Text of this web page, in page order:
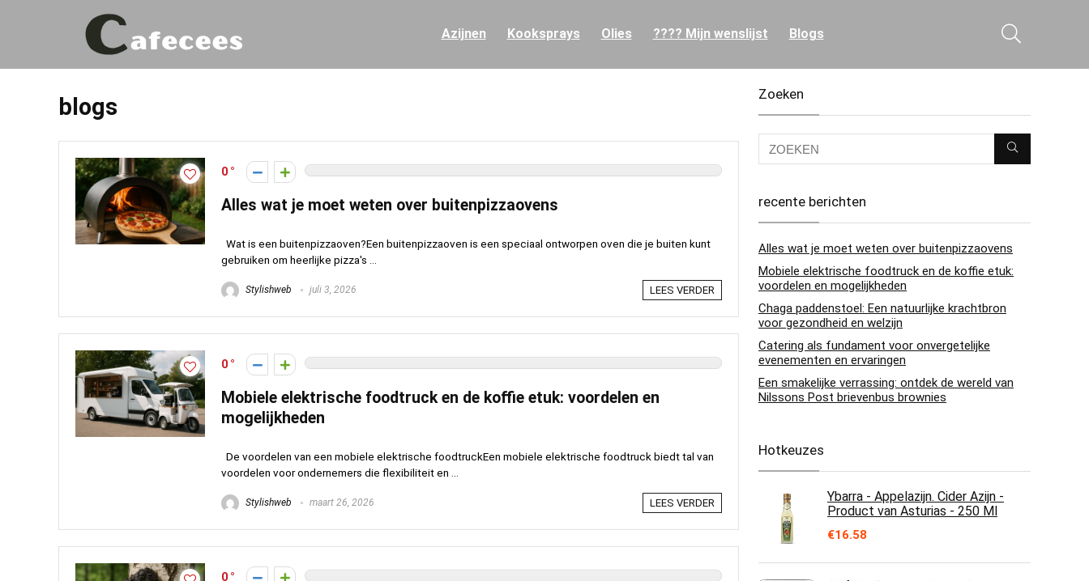
Azijnen Kooksprays Olies ???? Mijn wenslijst Blogs
blogs
0
Alles wat je moet weten over buitenpizzaovens
Wat is een buitenpizzaoven?Een buitenpizzaoven is een speciaal ontworpen oven die je buiten kunt
gebruiken om heerlijke pizza's ...
Stylishweb juli 3, 2026 LEES VERDER
0
Mobiele elektrische foodtruck en de koffie etuk: voordelen en
mogelijkheden
De voordelen van een mobiele elektrische foodtruckEen mobiele elektrische foodtruck biedt tal van
voordelen voor ondernemers die flexibiliteit en ...
Stylishweb maart 26, 2026 LEES VERDER
0
Zoeken
recente berichten
Alles wat je moet weten over buitenpizzaovens
Mobiele elektrische foodtruck en de koffie etuk:
voordelen en mogelijkheden
Chaga paddenstoel: Een natuurlijke krachtbron
voor gezondheid en welzijn
Catering als fundament voor onvergetelijke
evenementen en ervaringen
Een smakelijke verrassing: ontdek de wereld van
Nilssons Post brievenbus brownies
Hotkeuzes
Ybarra - Appelazijn. Cider Azijn -
Product van Asturias - 250 Ml
€16.58